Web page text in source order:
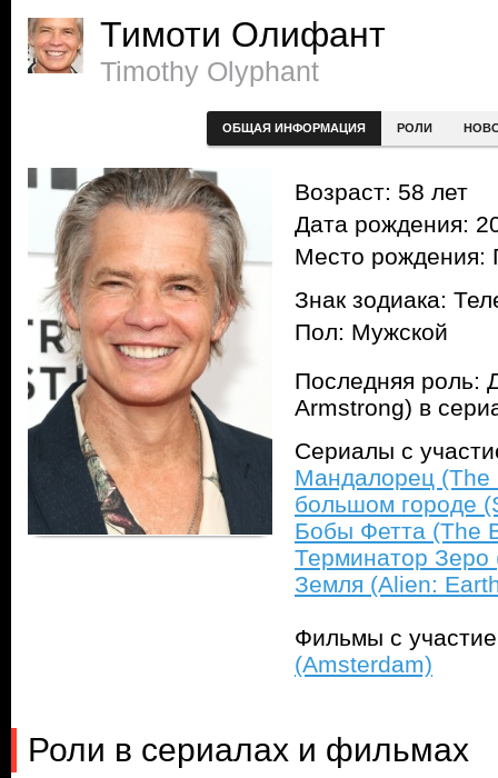
Тимоти Олифант
Timothy Olyphant
ОБЩАЯ ИНФОРМАЦИЯ РОЛИ
Возраст: 58 лет
Дата рождения:
Место рождения:
Знак зодиака:
Пол: Мужской
Последняя роль:
Armstrong) в
Сериалы с
Мандалорец (The
большом городе
Бобы Фетта (The
Терминатор Зеро
Земля (Alien:
Фильмы с
(Amsterdam)
Роли в сериалах и фильмах